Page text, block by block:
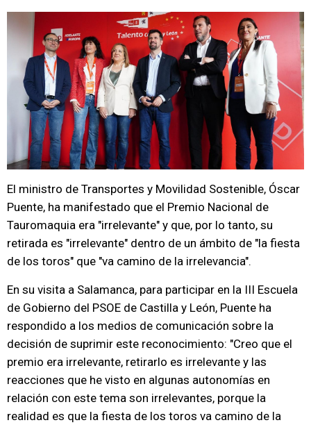
El ministro de Transportes y Movilidad Sostenible, Óscar
Puente, ha manifestado que el Premio Nacional de
Tauromaquia era "irrelevante" y que, por lo tanto, su
retirada es "irrelevante" dentro de un ámbito de "la fiesta
de los toros" que "va camino de la irrelevancia".
En su visita a Salamanca, para participar en la III Escuela
de Gobierno del PSOE de Castilla y León, Puente ha
respondido a los medios de comunicación sobre la
decisión de suprimir este reconocimiento: "Creo que el
premio era irrelevante, retirarlo es irrelevante y las
reacciones que he visto en algunas autonomías en
relación con este tema son irrelevantes, porque la
realidad es que la fiesta de los toros va camino de la